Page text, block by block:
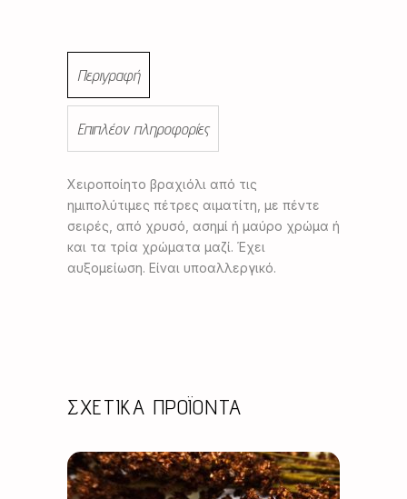
Περιγραφή
Επιπλέον πληροφορίες
Χειροποίητο βραχιόλι από τις
ημιπολύτιμες πέτρες αιματίτη, με πέντε
σειρές, από χρυσό, ασημί ή μαύρο χρώμα ή
και τα τρία χρώματα μαζί. Έχει
αυξομείωση. Είναι υποαλλεργικό.
ΣΧΕΤΙΚΆ ΠΡΟΪΌΝΤΑ